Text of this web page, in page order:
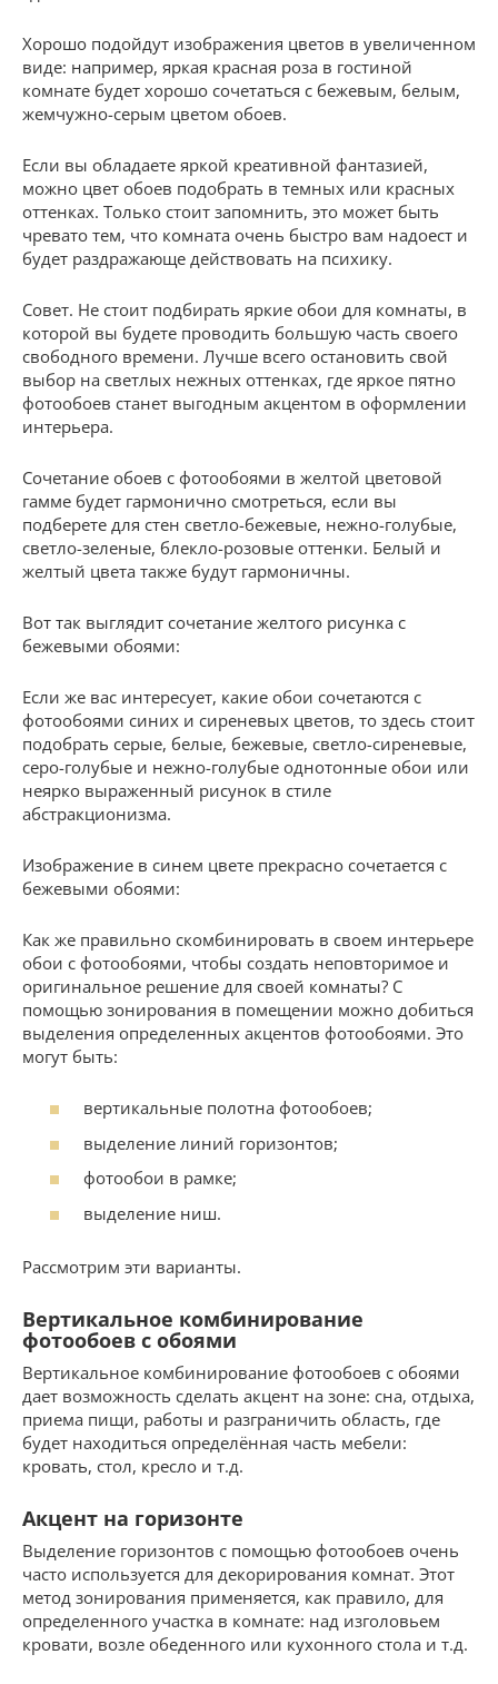
Хорошо подойдут изображения цветов в увеличенном
виде: например, яркая красная роза в гостиной
комнате будет хорошо сочетаться с бежевым, белым,
жемчужно-серым цветом обоев.
Если вы обладаете яркой креативной фантазией,
можно цвет обоев подобрать в темных или красных
оттенках. Только стоит запомнить, это может быть
чревато тем, что комната очень быстро вам надоест и
будет раздражающе действовать на психику.
Совет. Не стоит подбирать яркие обои для комнаты, в
которой вы будете проводить большую часть своего
свободного времени. Лучше всего остановить свой
выбор на светлых нежных оттенках, где яркое пятно
фотообоев станет выгодным акцентом в оформлении
интерьера.
Сочетание обоев с фотообоями в желтой цветовой
гамме будет гармонично смотреться, если вы
подберете для стен светло-бежевые, нежно-голубые,
светло-зеленые, блекло-розовые оттенки. Белый и
желтый цвета также будут гармоничны.
Вот так выглядит сочетание желтого рисунка с
бежевыми обоями:
Если же вас интересует, какие обои сочетаются с
фотообоями синих и сиреневых цветов, то здесь стоит
подобрать серые, белые, бежевые, светло-сиреневые,
серо-голубые и нежно-голубые однотонные обои или
неярко выраженный рисунок в стиле
абстракционизма.
Изображение в синем цвете прекрасно сочетается с
бежевыми обоями:
Как же правильно скомбинировать в своем интерьере
обои с фотообоями, чтобы создать неповторимое и
оригинальное решение для своей комнаты? С
помощью зонирования в помещении можно добиться
выделения определенных акцентов фотообоями. Это
могут быть:
вертикальные полотна фотообоев;
выделение линий горизонтов;
фотообои в рамке;
выделение ниш.
Рассмотрим эти варианты.
Вертикальное комбинирование
фотообоев с обоями
Вертикальное комбинирование фотообоев с обоями
дает возможность сделать акцент на зоне: сна, отдыха,
приема пищи, работы и разграничить область, где
будет находиться определённая часть мебели:
кровать, стол, кресло и т.д.
Акцент на горизонте
Выделение горизонтов с помощью фотообоев очень
часто используется для декорирования комнат. Этот
метод зонирования применяется, как правило, для
определенного участка в комнате: над изголовьем
кровати, возле обеденного или кухонного стола и т.д.